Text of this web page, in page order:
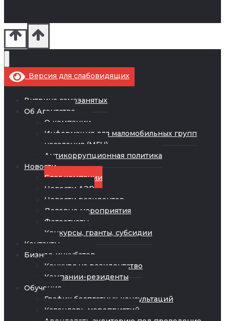
Версия для слабовидящих
Витрина самозанятых
Об Агентстве
О компании
Информация для маломобильных групп
населения (МГН)
Антикоррупционная политика
Новости
Блог компании
Новости АЭР
Новости резидентов
Деловые мероприятия
Фотоотчеты
Конкурсы, гранты, субсидии
Контакты
Бизнес-инкубатор
Конкурс на резидентство
Компании-резиденты
Обучение
График бесплатных консультаций
Календарь мероприятий